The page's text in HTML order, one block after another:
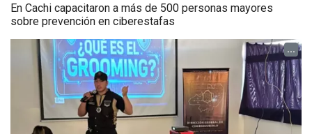
En Cachi capacitaron a más de 500 personas mayores
sobre prevención en ciberestafas
...